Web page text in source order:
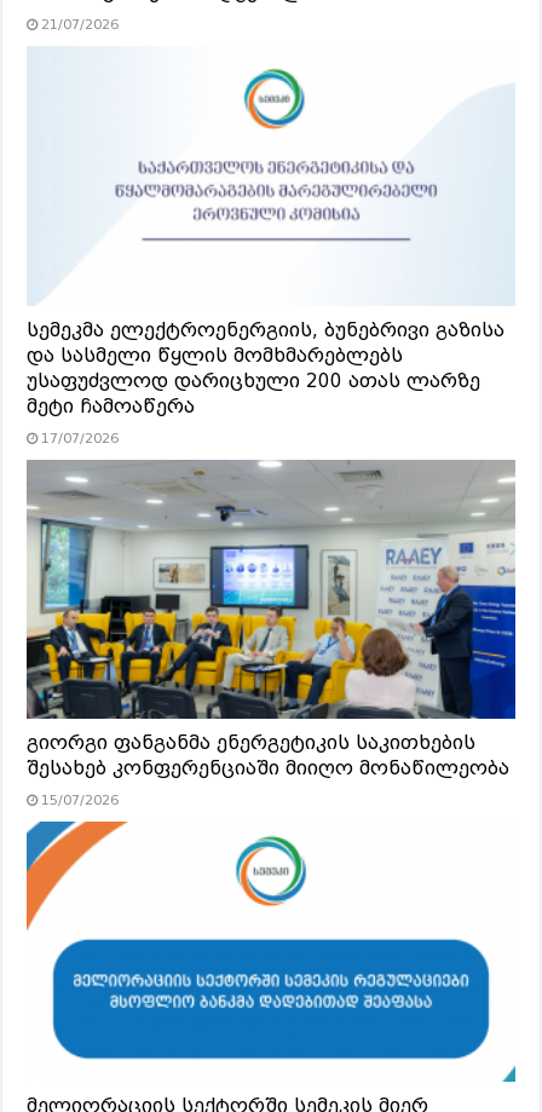
21/07/2026
სემეკმა ელექტროენერგიის, ბუნებრივი გაზისა
და სასმელი წყლის მომხმარებლებს
უსაფუძვლოდ დარიცხული 200 ათას ლარზე
მეტი ჩამოაწერა
17/07/2026
გიორგი ფანგანმა ენერგეტიკის საკითხების
შესახებ კონფერენციაში მიიღო მონაწილეობა
15/07/2026
მელიორაციის სექტორში სემეკის მიერ